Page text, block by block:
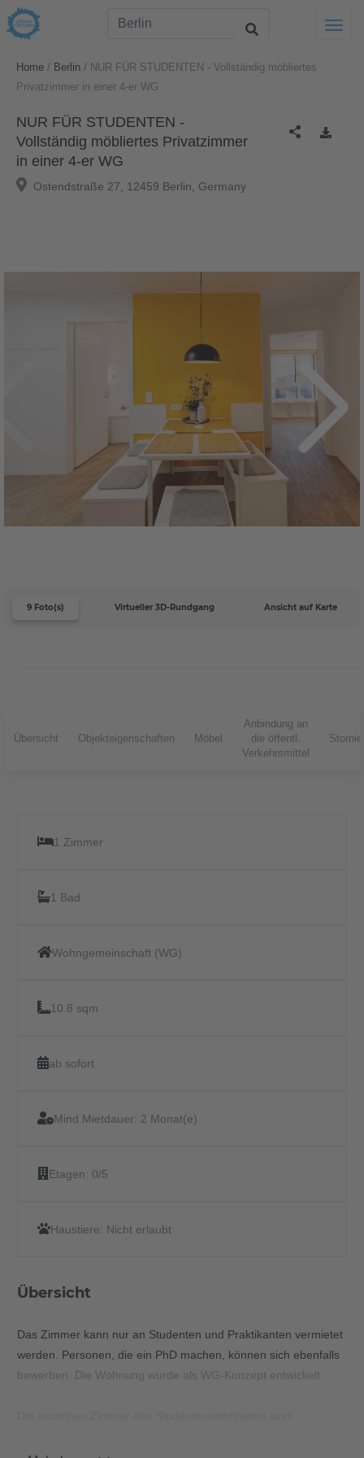
Home / Berlin / NUR FÜR STUDENTEN - Vollständig möbliertes
Privatzimmer in einer 4-er WG
NUR FÜR STUDENTEN -
Vollständig möbliertes Privatzimmer
in einer 4-er WG
Ostendstraße 27, 12459 Berlin, Germany
9 Foto(s) Virtueller 3D-Rundgang Ansicht auf Karte
Übersicht Objekteigenschaften Möbel
Anbindung an
die öffentl.
Verkehrsmittel
1 Zimmer
1 Bad
Wohngemeinschaft (WG)
10.8 sqm
ab sofort
Mind.Mietdauer: 2 Monat(e)
Etagen: 0/5
Haustiere: Nicht erlaubt
Übersicht
Das Zimmer kann nur an Studenten und Praktikanten vermietet
werden. Personen, die ein PhD machen, können sich ebenfalls
bewerben. Die Wohnung wurde als WG-Konzept entwickelt.